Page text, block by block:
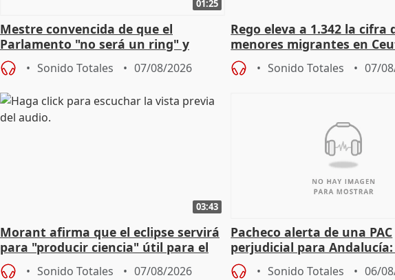
01:25
Mestre convencida de que el
Parlamento "no será un ring" y
defiende "estabilidad" del pacto con
Vox
Sonido Totales 07/08/2026
Rego eleva a 1.342 la cifra
menores migrantes en
entrada masiva
Sonido Totales 07/
03:43
Morant afirma que el eclipse servirá
para "producir ciencia" útil para el
resto del mundo
Sonido Totales 07/08/2026
Pacheco alerta de una PAC
perjudicial para Andalucía:
agricultura hay que
Sonido Totales 06/